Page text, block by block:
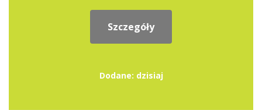
Szczegóły
Dodane: dzisiaj